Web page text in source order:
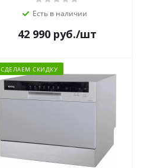
Есть в наличии
42 990 руб./шт
СДЕЛАЕМ СКИДКУ